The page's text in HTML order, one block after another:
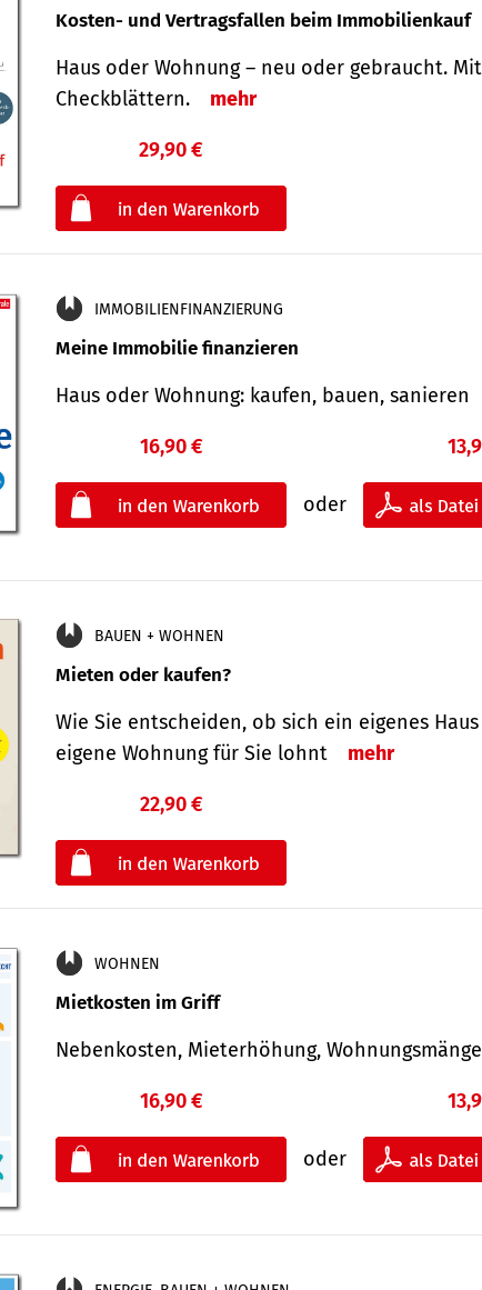
Kosten- und Vertragsfallen beim Immobilienkauf
Haus oder Wohnung – neu oder gebraucht.
Check­blättern.
mehr
29,90 €
IMMOBILIENFINANZIERUNG
Meine Immobilie finanzieren
Haus oder Wohnung: kaufen, bauen, sanieren
16,90 €
oder
BAUEN + WOHNEN
Mieten oder kaufen?
Wie Sie entscheiden, ob sich ein eigenes
eigene Wohnung für Sie lohnt
mehr
22,90 €
WOHNEN
Mietkosten im Griff
Nebenkosten, Mieterhöhung,
16,90 €
oder